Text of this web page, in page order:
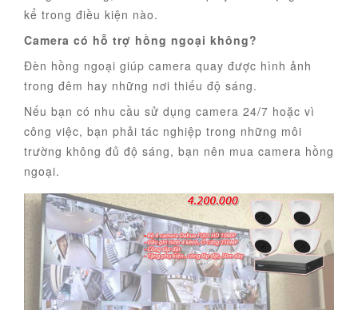
kể trong điều kiện nào.
Camera có hỗ trợ hồng ngoại không?
Đèn hồng ngoại giúp camera quay được hình ảnh
trong đêm hay những nơi thiếu độ sáng.
Nếu bạn có nhu cầu sử dụng camera 24/7 hoặc vì
công việc, bạn phải tác nghiệp trong những môi
trường không đủ độ sáng, bạn nên mua camera hồng
ngoại.